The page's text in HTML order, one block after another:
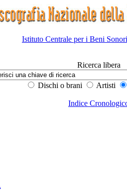
Istituto Centrale per i Beni
Ricerca libera
Dischi o brani Artisti
Indice